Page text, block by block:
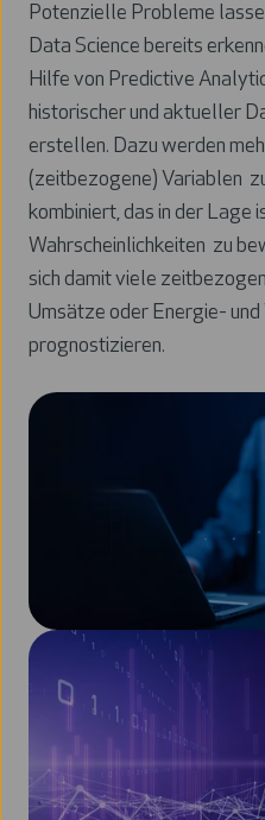
Potenzielle Probleme
Data Science bereits
Hilfe von Predictive
historischer und aktueller
erstellen. Dazu werden
(zeitbezogene) Variablen
kombiniert, das in der Lage
Wahrscheinlichkeiten zu
sich damit viele
Umsätze oder Energie-
prognostizieren.